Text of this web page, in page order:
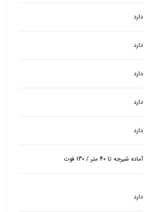
دارد
دارد
دارد
دارد
دارد
آماده شیرجه تا 40 متر / 130 فوت
دارد